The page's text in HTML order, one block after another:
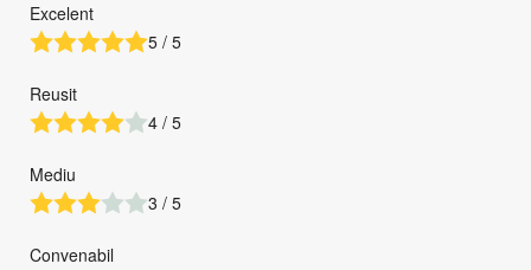
Excelent
5 / 5
Reusit
4 / 5
Mediu
3 / 5
Convenabil